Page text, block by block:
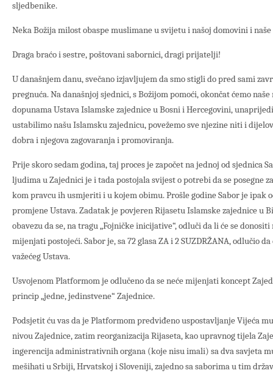
sljedbenike.
Neka Božija milost obaspe muslimane u svijetu i našoj domovini i
Draga braćo i sestre, poštovani sabornici, dragi prijatelji!
U današnjem danu, svečano izjavljujem da smo stigli do pred sami
pregnuća. Na današnjoj sjednici, s Božijom pomoći, okončat ćemo
dopunama Ustava Islamske zajednice u Bosni i Hercegovini,
ustabilimo našu Islamsku zajednicu, povežemo sve njezine niti i
dobra i njegova zagovaranja i promoviranja.
Prije skoro sedam godina, taj proces je započet na jednoj od sjednica
ljudima u Zajednici je i tada postojala svijest o potrebi da se posegne
kom pravcu ih usmjeriti i u kojem obimu. Prošle godine Sabor je ipak
promjene Ustava. Zadatak je povjeren Rijasetu Islamske zajednice u
obavezu da se, na tragu „Fojničke inicijative“, odluči da li će se
mijenjati postojeći. Sabor je, sa 72 glasa ZA i 2 SUZDRŽANA, odlučio
važećeg Ustava.
Usvojenom Platformom je odlučeno da se neće mijenjati koncept
princip „jedne, jedinstvene“ Zajednice.
Podsjetit ću vas da je Platformom predviđeno uspostavljanje Vijeća
nivou Zajednice, zatim reorganizacija Rijaseta, kao upravnog tijela
ingerencija administrativnih organa (koje nisu imali) sa dva savjeta
mešihati u Srbiji, Hrvatskoj i Sloveniji, zajedno sa saborima u tim